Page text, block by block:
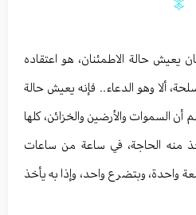
يعيش حالة الاطمئنان، هو اعتقاده
ألا وهو الدعاء.. فإنه يعيش حالة
أن السموات والأرضين والخزائن، كلها
منه الحاجة، في ساعة من ساعات
واحدة، وبتضرع واحد، وإذا به يأخذ